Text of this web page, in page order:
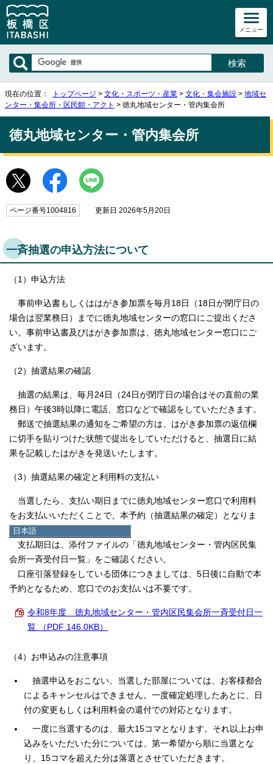
メニュー
日本語
日本語
English
한국어
简体中文
繁體中文
現在の位置： トップページ > 文化・スポーツ・産業 > 文化・集会施設 > 地域セ
ンター・集会所・区民館・アクト > 徳丸地域センター・管内集会所
徳丸地域センター・管内集会所
ページ番号1004816 更新日 2026年5月20日
一斉抽選の申込方法について
（1）申込方法
事前申込書もしくははがき参加票を毎月18日（18日が閉庁日の
場合は翌業務日）までに徳丸地域センターの窓口にご提出くださ
い。事前申込書及びはがき参加票は、徳丸地域センター窓口にご
ざいます。
（2）抽選結果の確認
抽選の結果は、毎月24日（24日が閉庁日の場合はその直前の業
務日）午後3時以降に電話、窓口などで確認をしていただきます。
郵送で抽選結果の通知をご希望の方は、はがき参加票の返信欄
に切手を貼りつけた状態で提出をしていただけると、抽選日に結
果を記載したはがきを発送いたします。
（3）抽選結果の確定と利用料の支払い
当選したら、支払い期日までに徳丸地域センター窓口で利用料
をお支払いいただくことで、本予約（抽選結果の確定）となりま
す。
支払期日は、添付ファイルの「徳丸地域センター・管内区民集
会所一斉受付日一覧」をご確認ください。
口座引落登録をしている団体につきましては、5日後に自動で本
予約となるため、窓口でのお支払いは不要です。
令和8年度 徳丸地域センター・管内区民集会所一斉受付日一
覧 （PDF 146.0KB）
（4）お申込みの注意事項
抽選申込をおこない、当選した部屋については、お客様都合
によるキャンセルはできません。一度確定処理したあとに、日
付の変更もしくは利用料金の還付での対応となります。
一度に当選するのは、最大15コマとなります。それ以上お申
込みをいただいた分については、第一希望から順に当選とな
り、15コマを超えた分は落選とさせていただきます。